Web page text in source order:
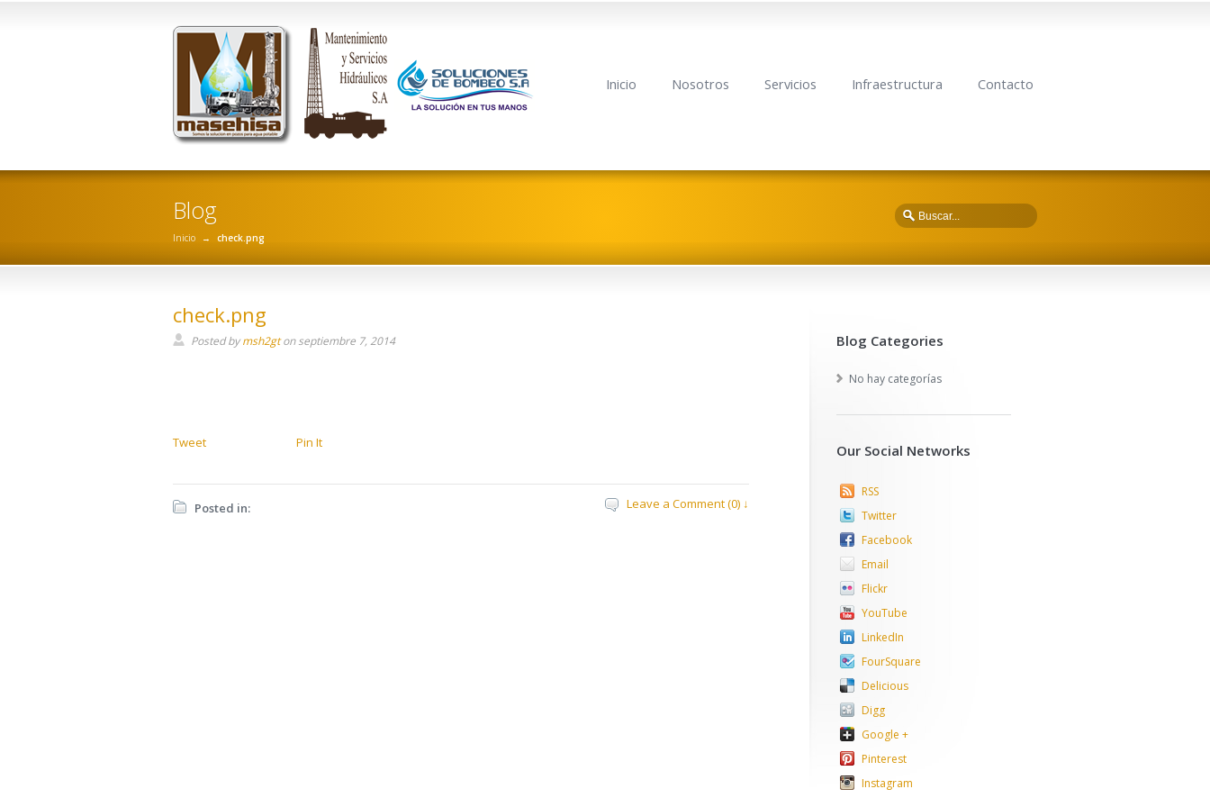
Inicio Nosotros Servicios Infraestructura Contacto
Blog
Inicio → check.png
check.png
Posted bymsh2gtonseptiembre 7, 2014
Tweet Pin It
Posted in: Leave a Comment (0) ↓
Blog Categories
No hay categorías
Our Social Networks
RSS
Twitter
Facebook
Email
Flickr
YouTube
LinkedIn
FourSquare
Delicious
Digg
Google +
Pinterest
Instagram